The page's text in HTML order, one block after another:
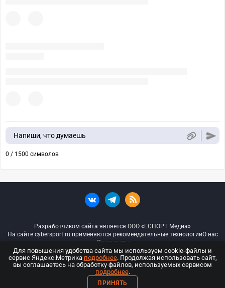
Напиши, что думаешь
0 / 1500 символов
Разработчиком сайта является ООО «ЕСПОРТ Медиа»
На сайте cybersport.ru применяются рекомендательные технологииО нас
Документы
© ООО «Киберспорт.ру» — Все права защищены
18+
Для повышения удобства сайта мы используем cookie-файлы и
сервис Яндекс.Метрика подробнее. Продолжая использовать сайт,
вы соглашаетесь на обработку файлов, используемых сервисом
подробнее.
ПРИНЯТЬ